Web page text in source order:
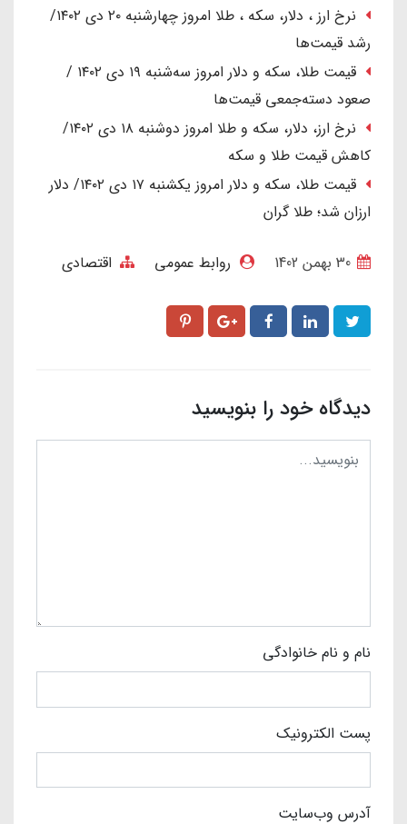
نرخ ارز ، دلار، سکه ، طلا امروز چهارشنبه ۲۰ دی ۱۴۰۲/
رشد قیمت‌ها
قیمت طلا، سکه و دلار امروز سه‌شنبه ۱۹ دی ۱۴۰۲ /
صعود دسته‌جمعی قیمت‌ها
نرخ ارز، دلار، سکه و طلا امروز دوشنبه ۱۸ دی ۱۴۰۲/
کاهش قیمت طلا و سکه
قیمت طلا، سکه و دلار امروز یکشنبه ۱۷ دی ۱۴۰۲/ دلار
ارزان شد؛ طلا گران
روابط عمومی اقتصادی
دیدگاه خود را بنویسید
نام و نام خانوادگی
پست الکترونیک
آدرس وب‌سایت